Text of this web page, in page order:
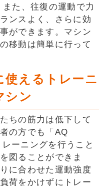
た、往復の運動で力
ンスよく、さらに効
ができます。マシン
移動は簡単に行って
使えるトレーニ
シン
ちの筋力は低下して
の方でも「AQ
ーニングを行うこと
図ることができま
に合わせた運動強度
荷をかけずにトレー